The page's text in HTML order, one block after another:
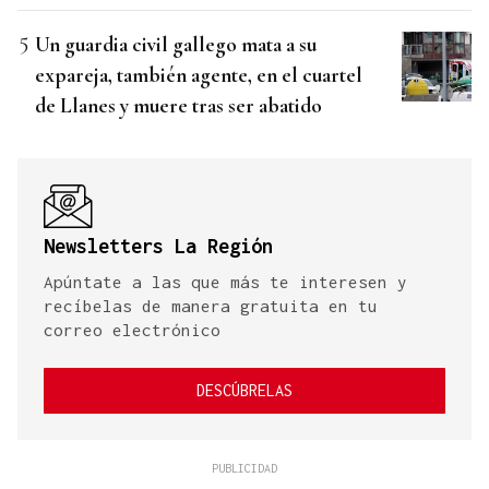
Un guardia civil gallego mata a su
expareja, también agente, en el cuartel
de Llanes y muere tras ser abatido
Newsletters La Región
Apúntate a las que más te interesen y
recíbelas de manera gratuita en tu
correo electrónico
DESCÚBRELAS